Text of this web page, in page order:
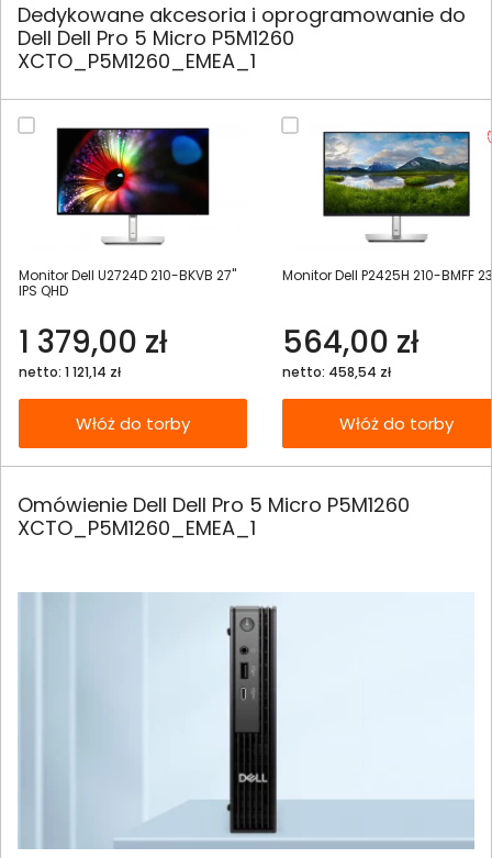
Dedykowane akcesoria i oprogramowanie do
Dell Dell Pro 5 Micro P5M1260
XCTO_P5M1260_EMEA_1
Monitor Dell U2724D 210-BKVB 27"
IPS QHD
1 379,00 zł
netto: 1 121,14 zł
Włóż do torby
Monitor Dell P2425H 210-BMFF
564,00 zł
netto: 458,54 zł
Włóż do torby
Omówienie Dell Dell Pro 5 Micro P5M1260
XCTO_P5M1260_EMEA_1